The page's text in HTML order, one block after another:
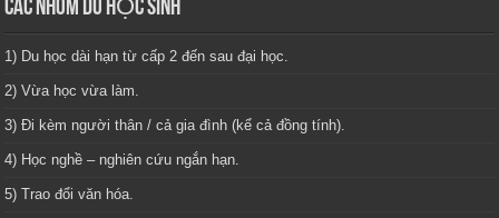
CÁC NHÓM DU HỌC SINH
1) Du học dài hạn từ cấp 2 đến sau đại học.
2) Vừa học vừa làm.
3) Đi kèm người thân / cả gia đình (kể cả đồng tính).
4) Học nghề – nghiên cứu ngắn hạn.
5) Trao đổi văn hóa.